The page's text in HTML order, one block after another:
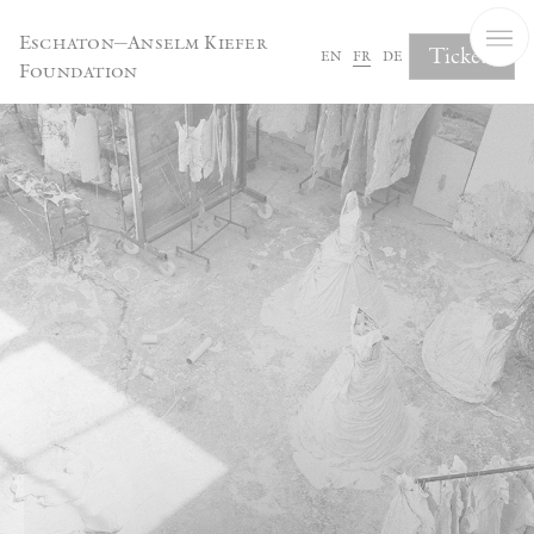
Eschaton—Anselm Kiefer
Foundation
en fr de Tickets